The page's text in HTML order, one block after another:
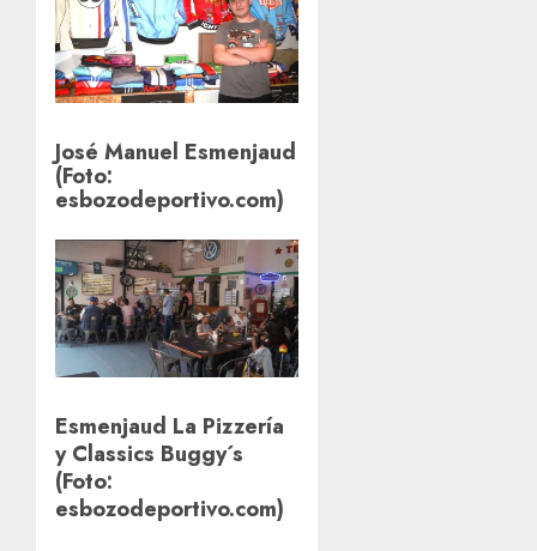
José Manuel Esmenjaud
(Foto:
esbozodeportivo.com)
Esmenjaud La Pizzería
y Classics Buggy´s
(Foto:
esbozodeportivo.com)